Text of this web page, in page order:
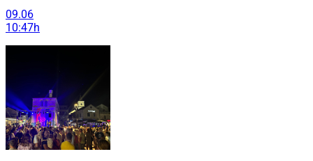
09.06
10:47h